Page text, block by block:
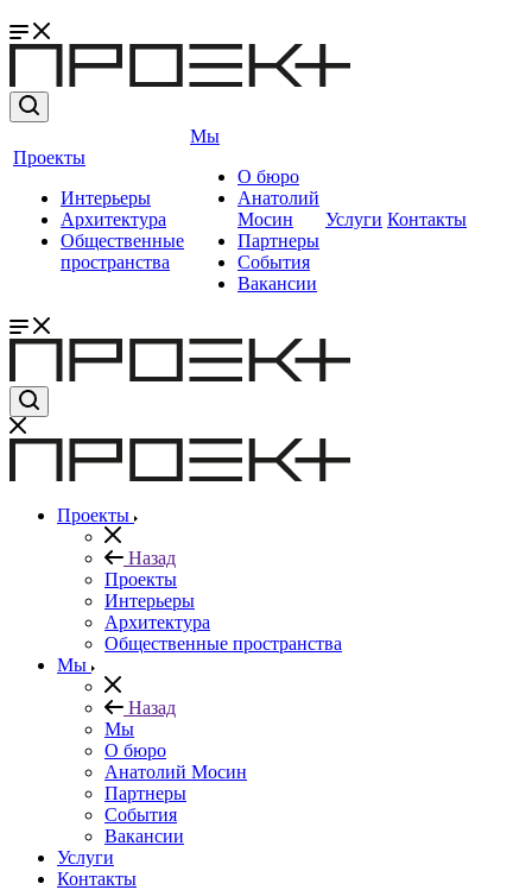
Проекты
Интерьеры
Архитектура
Общественные
пространства
Мы
О бюро
Анатолий
Мосин
Партнеры
События
Вакансии
Услуги Контакты
Проекты
Назад
Проекты
Интерьеры
Архитектура
Общественные пространства
Мы
Назад
Мы
О бюро
Анатолий Мосин
Партнеры
События
Вакансии
Услуги
Контакты